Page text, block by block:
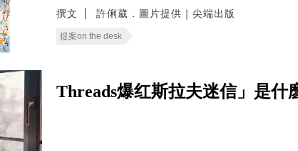
撰文 許俐葳．圖片提供｜尖端出版
提案on the desk
Threads爆红斯拉夫迷信」是什